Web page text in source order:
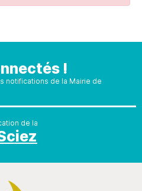
!
notifications de la Mairie de
de la